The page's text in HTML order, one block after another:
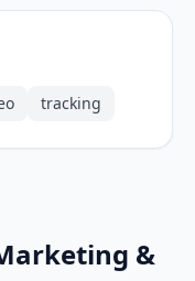
tracking
&